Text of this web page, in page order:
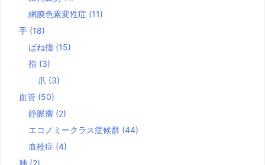
網膜色素変性症 (11)
手 (18)
ばね指 (15)
指 (3)
爪 (3)
血管 (50)
静脈瘤 (2)
エコノミークラス症候群 (44)
血栓症 (4)
肺 (2)